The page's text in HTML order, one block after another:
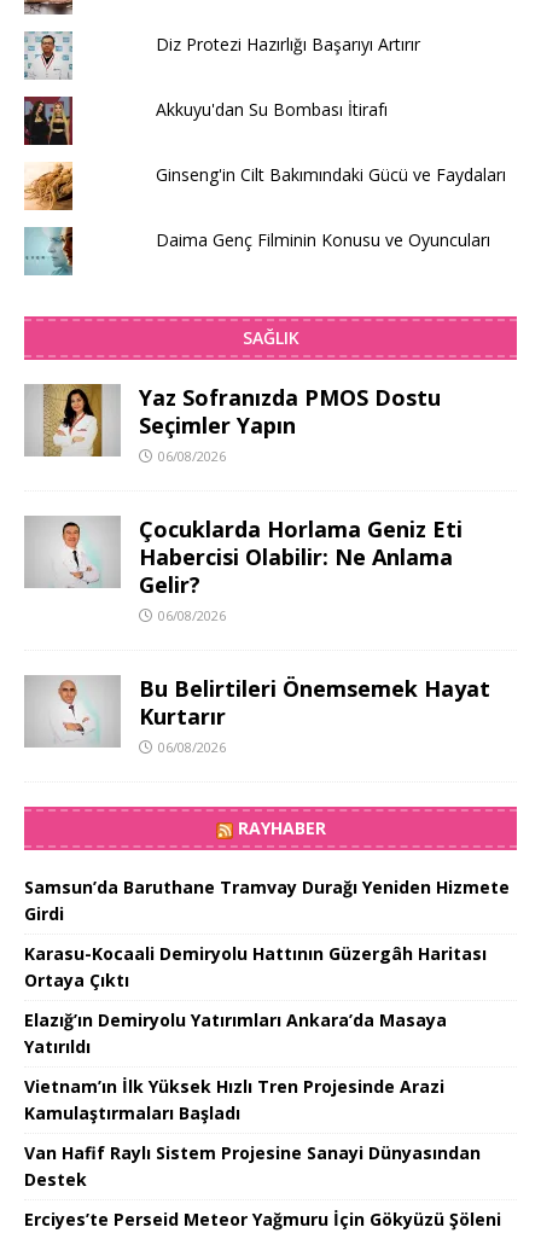
Diz Protezi Hazırlığı Başarıyı Artırır
Akkuyu'dan Su Bombası İtirafı
Ginseng'in Cilt Bakımındaki Gücü ve Faydaları
Daima Genç Filminin Konusu ve Oyuncuları
SAĞLIK
Yaz Sofranızda PMOS Dostu
Seçimler Yapın
06/08/2026
Çocuklarda Horlama Geniz Eti
Habercisi Olabilir: Ne Anlama
Gelir?
06/08/2026
Bu Belirtileri Önemsemek Hayat
Kurtarır
06/08/2026
RAYHABER
Samsun’da Baruthane Tramvay Durağı Yeniden Hizmete
Girdi
Karasu-Kocaali Demiryolu Hattının Güzergâh Haritası
Ortaya Çıktı
Elazığ’ın Demiryolu Yatırımları Ankara’da Masaya
Yatırıldı
Vietnam’ın İlk Yüksek Hızlı Tren Projesinde Arazi
Kamulaştırmaları Başladı
Van Hafif Raylı Sistem Projesine Sanayi Dünyasından
Destek
Erciyes’te Perseid Meteor Yağmuru İçin Gökyüzü Şöleni